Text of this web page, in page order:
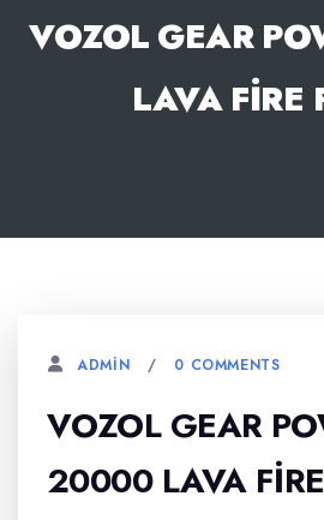
VOZOL GEAR
LAVA FIRE
ADMIN 0 COMMENTS
VOZOL GEAR
20000 LAVA